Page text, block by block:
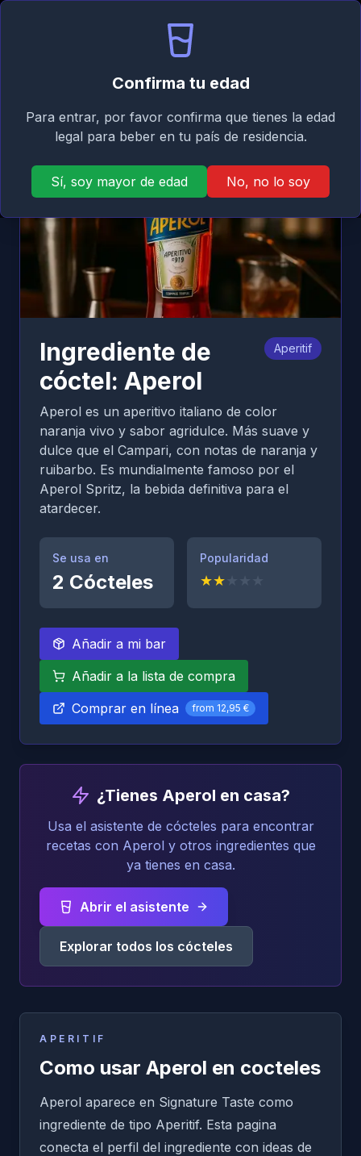
Confirma tu edad
Para entrar, por favor confirma que tienes la edad
legal para beber en tu país de residencia.
Sí, soy mayor de edad No, no lo soy
ES
Ingrediente de
cóctel: Aperol
Aperitif
Aperol es un aperitivo italiano de color
naranja vivo y sabor agridulce. Más suave y
dulce que el Campari, con notas de naranja y
ruibarbo. Es mundialmente famoso por el
Aperol Spritz, la bebida definitiva para el
atardecer.
Se usa en
2 Cócteles
Popularidad
★★
Añadir a mi bar
Añadir a la lista de compra
Comprar en línea
from 12,95 €
¿Tienes Aperol en casa?
Usa el asistente de cócteles para encontrar
recetas con Aperol y otros ingredientes que
ya tienes en casa.
Abrir el asistente
Explorar todos los cócteles
APERITIF
Como usar Aperol en cocteles
Aperol aparece en Signature Taste como
ingrediente de tipo Aperitif. Esta pagina
conecta el perfil del ingrediente con ideas de